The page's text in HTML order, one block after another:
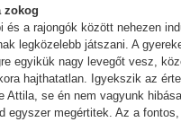
zokog
és a rajongók között nehezen
legközelebb játszani. A
egyikük nagy levegőt vesz,
hajthatatlan. Igyekszik az
Attila, se én nem vagyunk
egyszer megértitek. Az a